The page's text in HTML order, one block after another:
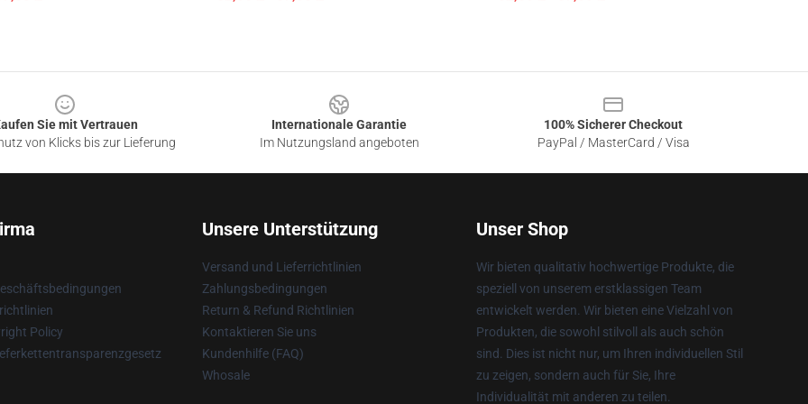
Sie mit Vertrauen
von Klicks bis zur Lieferung
Internationale Garantie
Im Nutzungsland angeboten
100% Sicherer Checkout
PayPal / MasterCard / Visa
Policy
Unsere Unterstützung
Versand und Lieferrichtlinien
Zahlungsbedingungen
Return & Refund Richtlinien
Kontaktieren Sie uns
Kundenhilfe (FAQ)
Whosale
Unser Shop
Wir bieten qualitativ hochwertige Produkte, die
speziell von unserem erstklassigen Team
entwickelt werden. Wir bieten eine Vielzahl von
Produkten, die sowohl stilvoll als auch schön
sind. Dies ist nicht nur, um Ihren individuellen Stil
zu zeigen, sondern auch für Sie, Ihre
Individualität mit anderen zu teilen.